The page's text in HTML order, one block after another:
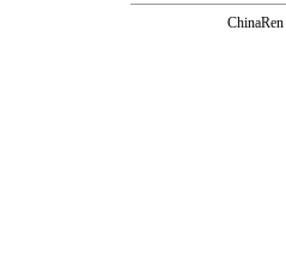
ChinaRen